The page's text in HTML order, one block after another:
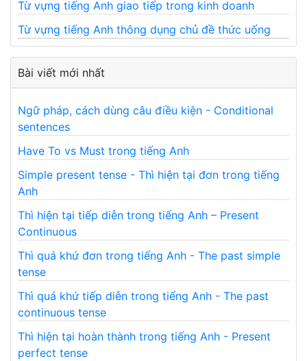
Từ vựng tiếng Anh giao tiếp trong kinh doanh
Từ vựng tiếng Anh thông dụng chủ đề thức uống
Bài viết mới nhất
Ngữ pháp, cách dùng câu điều kiện - Conditional
sentences
Have To vs Must trong tiếng Anh
Simple present tense - Thì hiện tại đơn trong tiếng
Anh
Thì hiện tại tiếp diễn trong tiếng Anh – Present
Continuous
Thì quá khứ đơn trong tiếng Anh - The past simple
tense
Thì quá khứ tiếp diễn trong tiếng Anh - The past
continuous tense
Thì hiện tại hoàn thành trong tiếng Anh - Present
perfect tense